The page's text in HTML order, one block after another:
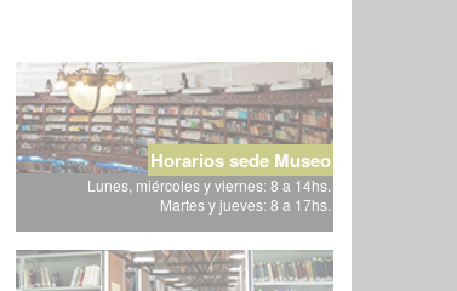
Horarios sede Museo
Lunes, miércoles y viernes: 8 a 14hs.
Martes y jueves: 8 a 17hs.